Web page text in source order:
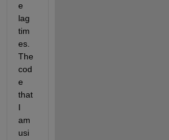
e
lag
tim
es.
The
cod
e
that
I
am
usi